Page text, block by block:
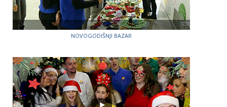
NOVOGODIŠNJI BAZAR